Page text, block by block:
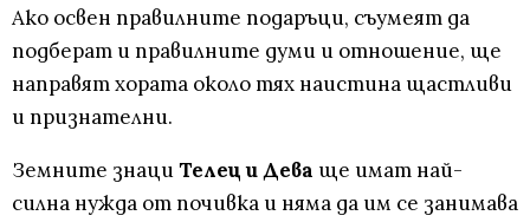
Ако освен правилните подаръци, съумеят да
подберат и правилните думи и отношение, ще
направят хората около тях наистина щастливи
и признателни.
Земните знациТелец и Дева ще имат най-
силна нужда от почивка и няма да им се занимава